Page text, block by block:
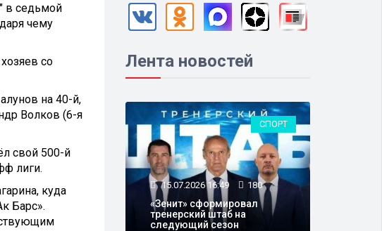
в седьмой
чему
со
на 40-й,
Волков (6-я
свой 500-й
лиги.
куда
Барс».
Лента новостей
СПОРТ
15.07.2026 16:49 180
«Зенит» сформировал
тренерский штаб на
следующий сезон